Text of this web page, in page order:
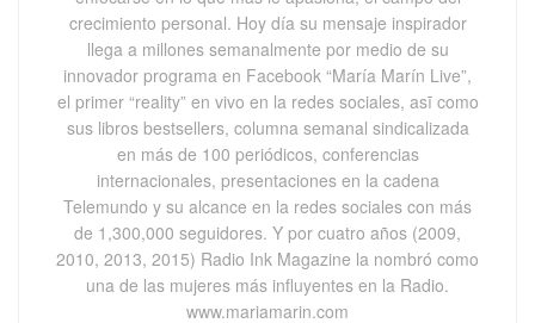
crecimiento personal. Hoy día su mensaje inspirador
llega a millones semanalmente por medio de su
innovador programa en Facebook “María Marín Live”,
el primer “reality” en vivo en la redes sociales, asī como
sus libros bestsellers, columna semanal sindicalizada
en más de 100 periódicos, conferencias
internacionales, presentaciones en la cadena
Telemundo y su alcance en la redes sociales con más
de 1,300,000 seguidores. Y por cuatro años (2009,
2010, 2013, 2015) Radio Ink Magazine la nombró como
una de las mujeres más influyentes en la Radio.
www.mariamarin.com